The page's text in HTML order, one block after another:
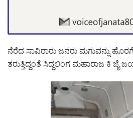
ನೆರೆದ ಸಾವಿರಾರು ಜನರು ಮಗುವನ್ನು ಹೊರಗೆ
ತರುತ್ತಿದ್ದಂತೆ ಸಿದ್ದಲಿಂಗ ಮಹಾರಾಜ ಕಿ